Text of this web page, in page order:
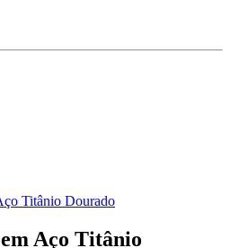
Titânio Dourado
Aço Titânio